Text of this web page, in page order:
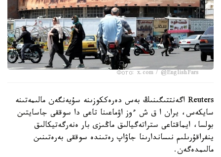
Фото: x.com / @EnglishFars
Reuters اگەنتتىگىنىڭ بەس دەرەككوزىنە سۇيەنگەن مالىمەتىنە
سايكەس، يران ا ق ش ءوز اۋماعىنا تاعى دا سوققى جاسايتىن
بولسا، ايماقتاعى ستراتەگيالىق ماڭىزى بار ەنەرگەتيكالىق
ينفراقۇرىلىم نىساندارىنا جاۋاپ رەتىندە سوققى بەرەتىنىن
مالىمدەگەن.